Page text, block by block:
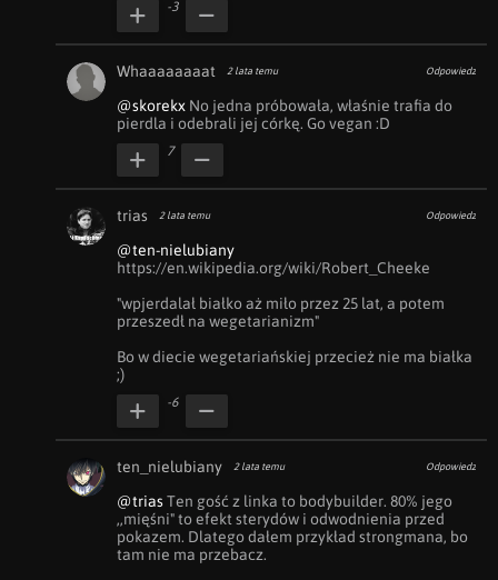
-3
Whaaaaaaaat 2 lata temu Odpowiedz
@skorekx No jedna próbowała, właśnie trafia do
pierdla i odebrali jej córkę. Go vegan :D
7
trias 2 lata temu Odpowiedz
@ten-nielubiany
https://en.wikipedia.org/wiki/Robert_Cheeke
"wpjerdalał białko aż miło przez 25 lat, a potem
przeszedł na wegetarianizm"
Bo w diecie wegetariańskiej przecież nie ma białka
;)
-6
ten_nielubiany 2 lata temu Odpowiedz
@trias Ten gość z linka to bodybuilder. 80% jego
,,mięśni" to efekt sterydów i odwodnienia przed
pokazem. Dlatego dałem przykład strongmana, bo
tam nie ma przebacz.